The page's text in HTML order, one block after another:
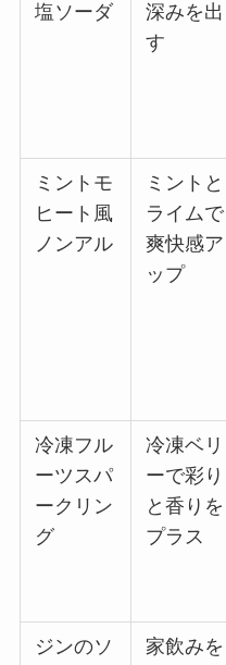
塩ソーダ
深みを出
す
ミントモ
ヒート風
ノンアル
ミントと
ライムで
爽快感ア
ップ
冷凍フル
ーツスパ
ークリン
グ
冷凍ベリ
ーで彩り
と香りを
プラス
ジンのソ
家飲みを